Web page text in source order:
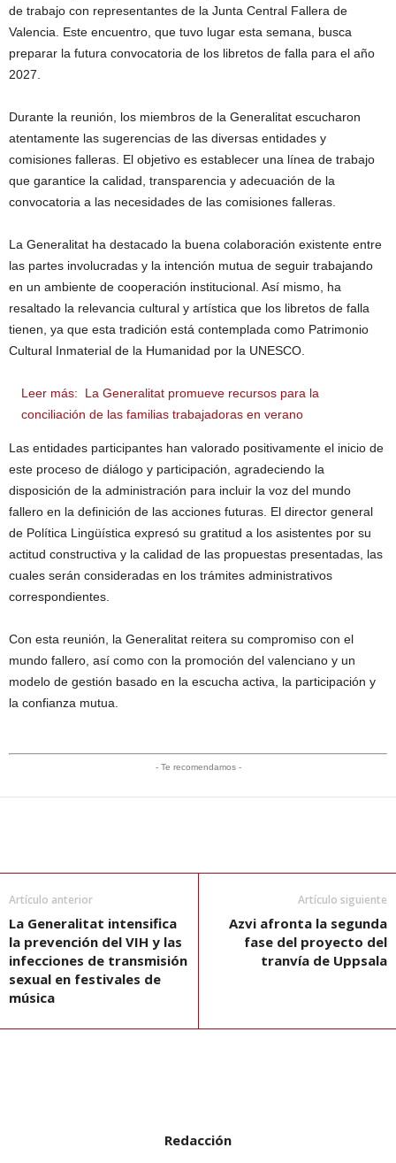
de trabajo con representantes de la Junta Central Fallera de
Valencia. Este encuentro, que tuvo lugar esta semana, busca
preparar la futura convocatoria de los libretos de falla para el año
2027.
Durante la reunión, los miembros de la Generalitat escucharon
atentamente las sugerencias de las diversas entidades y
comisiones falleras. El objetivo es establecer una línea de trabajo
que garantice la calidad, transparencia y adecuación de la
convocatoria a las necesidades de las comisiones falleras.
La Generalitat ha destacado la buena colaboración existente entre
las partes involucradas y la intención mutua de seguir trabajando
en un ambiente de cooperación institucional. Así mismo, ha
resaltado la relevancia cultural y artística que los libretos de falla
tienen, ya que esta tradición está contemplada como Patrimonio
Cultural Inmaterial de la Humanidad por la UNESCO.
Leer más:
La Generalitat promueve recursos para la
conciliación de las familias trabajadoras en verano
Las entidades participantes han valorado positivamente el inicio de
este proceso de diálogo y participación, agradeciendo la
disposición de la administración para incluir la voz del mundo
fallero en la definición de las acciones futuras. El director general
de Política Lingüística expresó su gratitud a los asistentes por su
actitud constructiva y la calidad de las propuestas presentadas, las
cuales serán consideradas en los trámites administrativos
correspondientes.
Con esta reunión, la Generalitat reitera su compromiso con el
mundo fallero, así como con la promoción del valenciano y un
modelo de gestión basado en la escucha activa, la participación y
la confianza mutua.
- Te recomendamos -
Artículo anterior
La Generalitat intensifica
la prevención del VIH y las
infecciones de transmisión
sexual en festivales de
música
Artículo siguiente
Azvi afronta la segunda
fase del proyecto del
tranvía de Uppsala
Redacción